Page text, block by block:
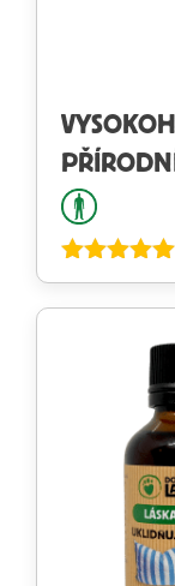
Hodnocení